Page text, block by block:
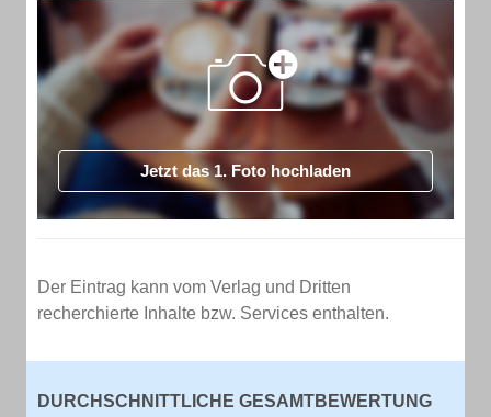
Jetzt das 1. Foto hochladen
Der Eintrag kann vom Verlag und Dritten
recherchierte Inhalte bzw. Services enthalten.
DURCHSCHNITTLICHE GESAMTBEWERTUNG